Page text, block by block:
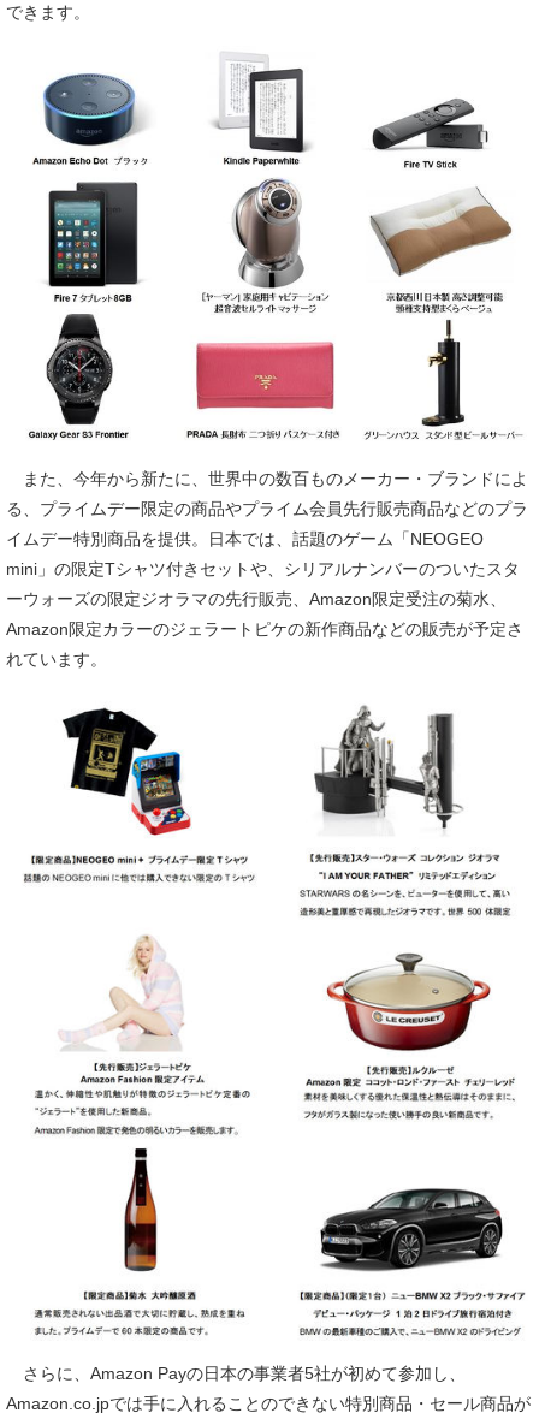
できます。
また、今年から新たに、世界中の数百ものメーカー・ブランドによ
る、プライムデー限定の商品やプライム会員先行販売商品などのプラ
イムデー特別商品を提供。日本では、話題のゲーム「NEOGEO
mini」の限定Tシャツ付きセットや、シリアルナンバーのついたスタ
ーウォーズの限定ジオラマの先行販売、Amazon限定受注の菊水、
Amazon限定カラーのジェラートピケの新作商品などの販売が予定さ
れています。
さらに、Amazon Payの日本の事業者5社が初めて参加し、
Amazon.co.jpでは手に入れることのできない特別商品・セール商品が